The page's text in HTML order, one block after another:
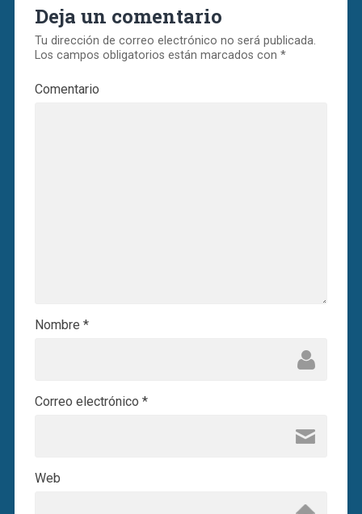
Deja un comentario
Tu dirección de correo electrónico no será publicada.
Los campos obligatorios están marcados con *
Comentario
Nombre *
Correo electrónico *
Web